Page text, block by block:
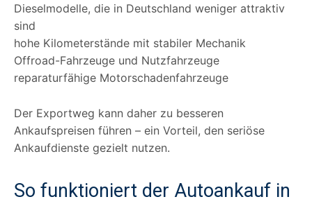
Dieselmodelle, die in Deutschland weniger attraktiv
sind
hohe Kilometerstände mit stabiler Mechanik
Offroad-Fahrzeuge und Nutzfahrzeuge
reparaturfähige Motorschadenfahrzeuge
Der Exportweg kann daher zu besseren
Ankaufspreisen führen – ein Vorteil, den seriöse
Ankaufdienste gezielt nutzen.
So funktioniert der Autoankauf in